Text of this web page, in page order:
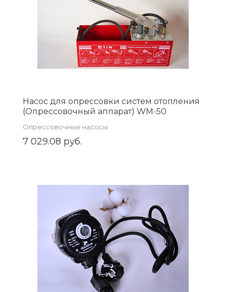
Насос для опрессовки систем отопления
(Опрессовочный аппарат) WM-50
Опрессовочные насосы
7 029.08 руб.